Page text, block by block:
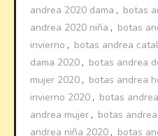
andrea 2020 dama , botas
andrea 2020 niña , botas
invierno , botas andrea
dama 2020 , botas andrea
mujer 2020 , botas andrea
invierno 2020 , botas
andrea mujer , botas
andrea niña 2020 , botas